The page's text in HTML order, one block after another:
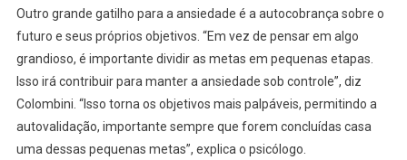
Outro grande gatilho para a ansiedade é a autocobrança sobre o
futuro e seus próprios objetivos. “Em vez de pensar em algo
grandioso, é importante dividir as metas em pequenas etapas.
Isso irá contribuir para manter a ansiedade sob controle”, diz
Colombini. “Isso torna os objetivos mais palpáveis, permitindo a
autovalidação, importante sempre que forem concluídas casa
uma dessas pequenas metas”, explica o psicólogo.